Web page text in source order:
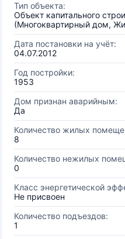
Тип объекта:
Объект капитального
(Многоквартирный дом,
Дата постановки на учёт:
04.07.2012
Год постройки:
1953
Дом признан аварийным:
Да
Количество жилых
8
Количество нежилых
0
Класс энергетической
Не присвоен
Количество подъездов:
1